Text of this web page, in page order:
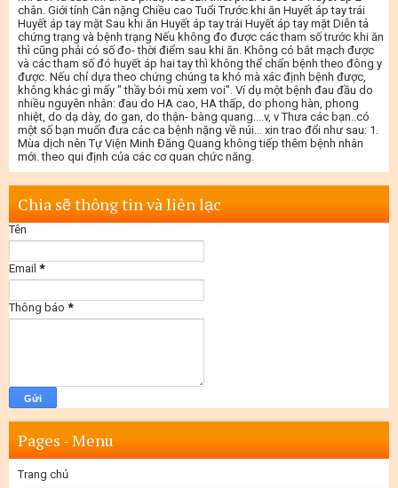
chân. Giới tính Cân nặng Chiều cao Tuổi Trước khi ăn Huyết áp tay trái
Huyết áp tay mặt Sau khi ăn Huyết áp tay trái Huyết áp tay mặt Diễn tả
chứng trạng và bệnh trạng Nếu không đo được các tham số trước khi ăn
thì cũng phải có số đo- thời điểm sau khi ăn. Không có bắt mạch được
và các tham số đó huyết áp hai tay thì không thể chẩn bệnh theo đông y
được. Nếu chỉ dựa theo chứng chúng ta khó mà xác định bệnh được,
không khác gì mấy " thầy bói mù xem voi". Ví dụ một bệnh đau đầu do
nhiều nguyên nhân: đau do HA cao, HA thấp, do phong hàn, phong
nhiệt, do dạ dày, do gan, do thận- bàng quang....v, v Thưa các bạn..có
một số bạn muốn đưa các ca bệnh nặng về núi... xin trao đổi như sau: 1.
Mùa dịch nên Tự Viện Minh Đăng Quang không tiếp thêm bệnh nhân
mới. theo qui định của các cơ quan chức năng.
Chia sẽ thông tin và liên lạc
Tên
Email *
Thông báo *
Pages - Menu
Trang chủ